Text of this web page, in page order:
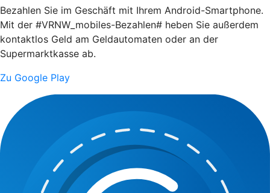
Bezahlen Sie im Geschäft mit Ihrem Android-Smartphone.
Mit der #VRNW_mobiles-Bezahlen# heben Sie außerdem
kontaktlos Geld am Geldautomaten oder an der
Supermarktkasse ab.
Zu Google Play